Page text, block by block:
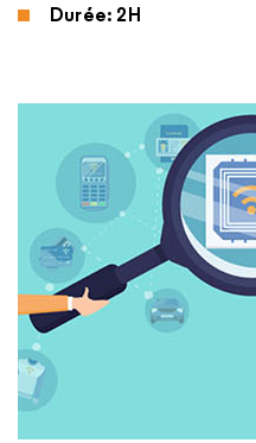
Durée: 2H